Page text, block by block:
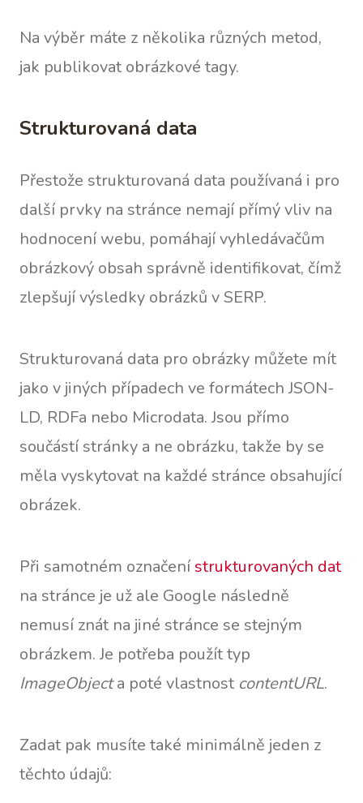
Na výběr máte z několika různých metod,
jak publikovat obrázkové tagy.
Strukturovaná data
Přestože strukturovaná data používaná i pro
další prvky na stránce nemají přímý vliv na
hodnocení webu, pomáhají vyhledávačům
obrázkový obsah správně identifikovat, čímž
zlepšují výsledky obrázků v SERP.
Strukturovaná data pro obrázky můžete mít
jako v jiných případech ve formátech JSON-
LD, RDFa nebo Microdata. Jsou přímo
součástí stránky a ne obrázku, takže by se
měla vyskytovat na každé stránce obsahující
obrázek.
Při samotném označení strukturovaných dat
na stránce je už ale Google následně
nemusí znát na jiné stránce se stejným
obrázkem. Je potřeba použít typ
ImageObjecta poté vlastnost contentURL.
Zadat pak musíte také minimálně jeden z
těchto údajů: